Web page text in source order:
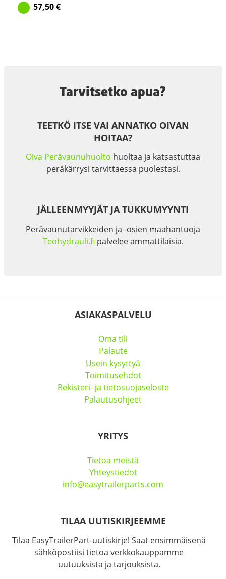
57,50€
Tarvitsetko apua?
TEETKÖ ITSE VAI ANNATKO OIVAN
HOITAA?
Oiva Perävaunuhuolto huoltaa ja katsastuttaa
peräkärrysi tarvittaessa puolestasi.
JÄLLEENMYYJÄT JA TUKKUMYYNTI
Perävaunutarvikkeiden ja -osien maahantuoja
Teohydrauli.fi palvelee ammattilaisia.
ASIAKASPALVELU
Oma tili
Palaute
Usein kysyttyä
Toimitusehdot
Rekisteri- ja tietosuojaseloste
Palautusohjeet
YRITYS
Tietoa meistä
Yhteystiedot
info@easytrailerparts.com
TILAA UUTISKIRJEEMME
Tilaa EasyTrailerPart-uutiskirje! Saat ensimmäisenä
sähköpostiisi tietoa verkkokauppamme
uutuuksista ja tarjouksista.